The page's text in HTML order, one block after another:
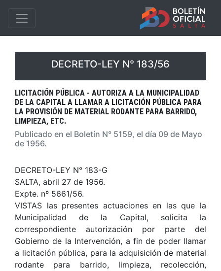
DECRETO-LEY N° 183/56
LICITACIÓN PÚBLICA - AUTORIZA A LA MUNICIPALIDAD
DE LA CAPITAL A LLAMAR A LICITACIÓN PÚBLICA PARA
LA PROVISIÓN DE MATERIAL RODANTE PARA BARRIDO,
LIMPIEZA, ETC.
Publicado en el Boletín N° 5159, el día 09 de Mayo
de 1956.
DECRETO-LEY N° 183-G
SALTA, abril 27 de 1956.
Expte. nº 5661/56.
VISTAS las presentes actuaciones en las que la
Municipalidad de la Capital, solicita la
correspondiente autorización por parte del
Gobierno de la Intervención, a fin de poder llamar
a licitación pública, para la adquisición de material
rodante para barrido, limpieza, recolección,